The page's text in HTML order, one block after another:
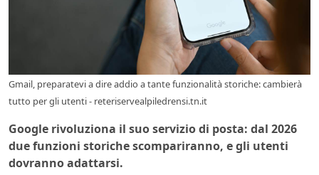
Gmail, preparatevi a dire addio a tante funzionalità storiche: cambierà
tutto per gli utenti - reteriservealpiledrensi.tn.it
Google rivoluziona il suo servizio di posta: dal 2026
due funzioni storiche scompariranno, e gli utenti
dovranno adattarsi.